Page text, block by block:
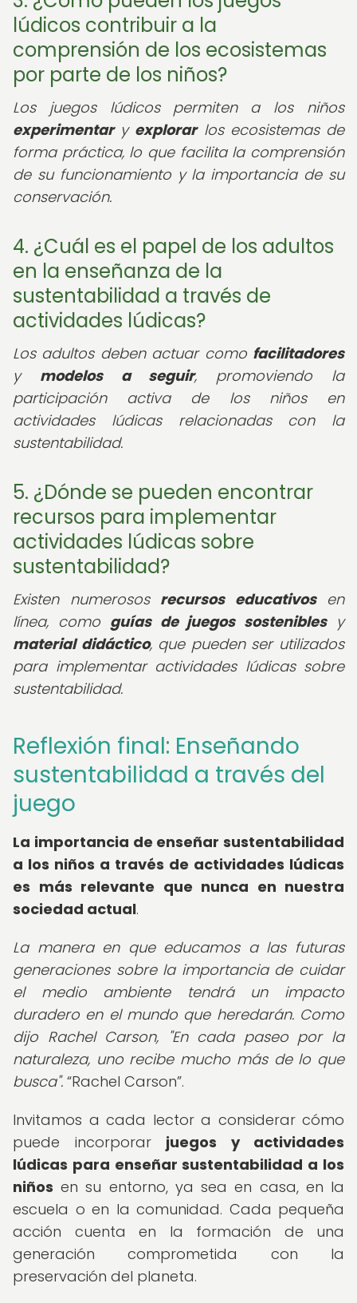
lúdicos contribuir a la
comprensión de los ecosistemas
por parte de los niños?
Los juegos lúdicos permiten a los niños
experimentary explorarlos ecosistemas de
forma práctica, lo que facilita la comprensión
de su funcionamiento y la importancia de su
conservación.
4. ¿Cuál es el papel de los adultos
en la enseñanza de la
sustentabilidad a través de
actividades lúdicas?
Los adultos deben actuar como facilitadores
y modelos a seguir, promoviendo la
participación activa de los niños en
actividades lúdicas relacionadas con la
sustentabilidad.
5. ¿Dónde se pueden encontrar
recursos para implementar
actividades lúdicas sobre
sustentabilidad?
Existen numerosos recursos educativosen
línea, como guías de juegos sosteniblesy
material didáctico, que pueden ser utilizados
para implementar actividades lúdicas sobre
sustentabilidad.
Reflexión final: Enseñando
sustentabilidad a través del
juego
La importancia de enseñar sustentabilidad
a los niños a través de actividades lúdicas
es más relevante que nunca en nuestra
sociedad actual.
La manera en que educamos a las futuras
generaciones sobre la importancia de cuidar
el medio ambiente tendrá un impacto
duradero en el mundo que heredarán. Como
dijo Rachel Carson, "En cada paseo por la
naturaleza, uno recibe mucho más de lo que
busca". Rachel Carson .
Invitamos a cada lector a considerar cómo
puede incorporar juegos y actividades
lúdicas para enseñar sustentabilidad a los
niños en su entorno, ya sea en casa, en la
escuela o en la comunidad. Cada pequeña
acción cuenta en la formación de una
generación comprometida con la
preservación del planeta.